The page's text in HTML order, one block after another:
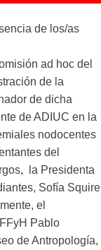
de los/as
ad hoc del
de la
de dicha
de ADIUC en la
nodocentes
del
la Presidenta
Sofía Squire
el
Pablo
de Antropología,